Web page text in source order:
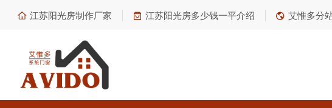
江苏阳光房制作厂家 江苏阳光房多少钱一平介绍 艾惟多分